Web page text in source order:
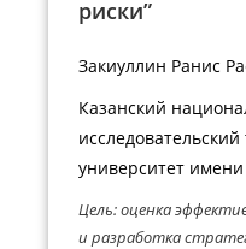
риски”
Закиуллин Ранис
Казанский
университет
Цель: оценка
и разработка